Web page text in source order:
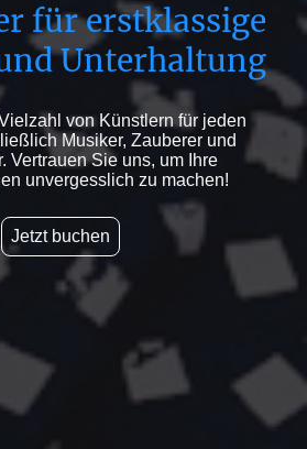
für erstklassige
Unterhaltung
von Künstlern für jeden
Musiker, Zauberer und
Vertrauen Sie uns, um Ihre
unvergesslich zu machen!
Jetzt buchen